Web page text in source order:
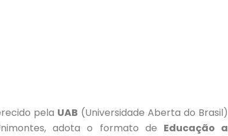
pela UAB (Universidade Aberta do Brasil)
adota o formato de Educação a